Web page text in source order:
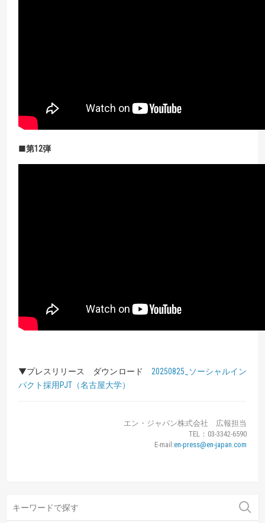
■第12弾
▼プレスリリース ダウンロード 20250825_ソーシャルイン
パクト採用PJT（名古屋大学）
エン・ジャパン株式会社 広報担当
TEL：03-3342-6590
E-mail:en-press@en-japan.com